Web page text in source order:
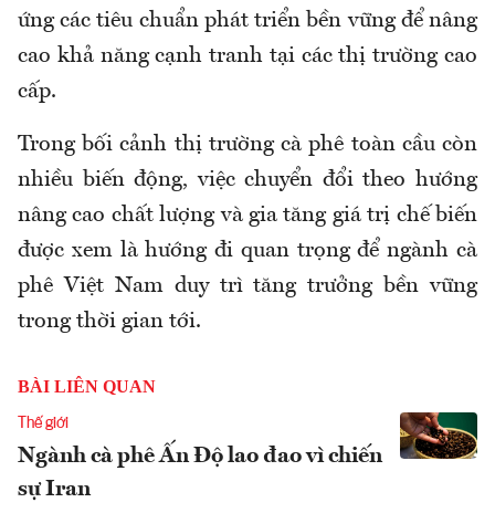
ứng các tiêu chuẩn phát triển bền vững để nâng
cao khả năng cạnh tranh tại các thị trường cao
cấp.
Trong bối cảnh thị trường cà phê toàn cầu còn
nhiều biến động, việc chuyển đổi theo hướng
nâng cao chất lượng và gia tăng giá trị chế biến
được xem là hướng đi quan trọng để ngành cà
phê Việt Nam duy trì tăng trưởng bền vững
trong thời gian tới.
BÀI LIÊN QUAN
Thế giới
Ngành cà phê Ấn Độ lao đao vì chiến
sự Iran